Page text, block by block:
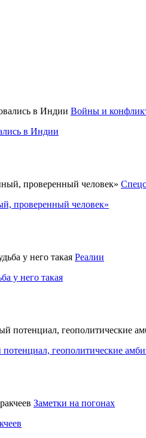
Войны и
в Индии
проверенный человек»
Реалии
у него такая
геополитические
Заметки на погонах